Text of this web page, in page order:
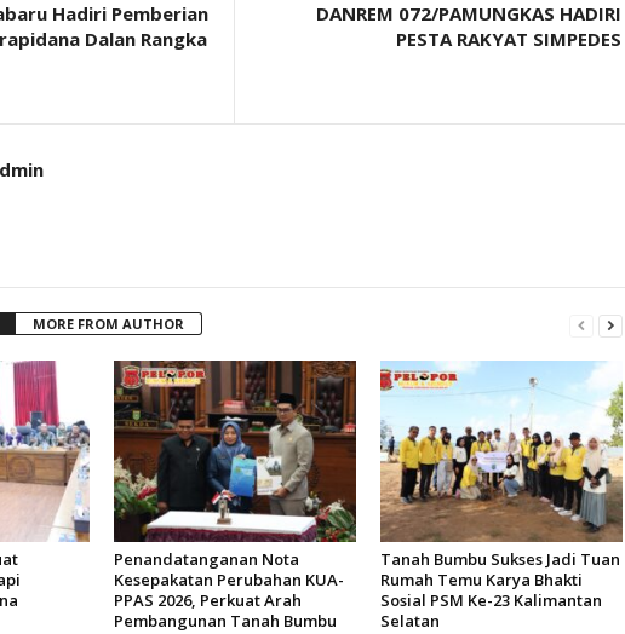
Hadiri Pemberian
Dalan Rangka
DANREM 072/PAMUNGKAS HADIRI
PESTA RAKYAT SIMPEDES
MORE FROM AUTHOR
Penandatanganan Nota
Kesepakatan Perubahan KUA-
PPAS 2026, Perkuat Arah
Pembangunan Tanah Bumbu
Tanah Bumbu Sukses Jadi Tuan
Rumah Temu Karya Bhakti
Sosial PSM Ke-23 Kalimantan
Selatan